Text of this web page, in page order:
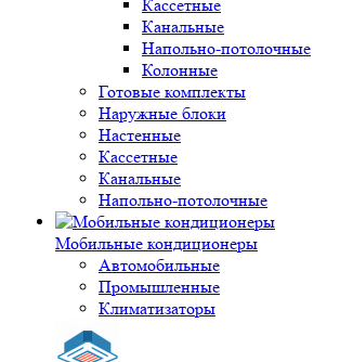
Кассетные
Канальные
Напольно-потолочные
Колонные
Готовые комплекты
Наружные блоки
Настенные
Кассетные
Канальные
Напольно-потолочные
Мобильные кондиционеры
Автомобильные
Промышленные
Климатизаторы